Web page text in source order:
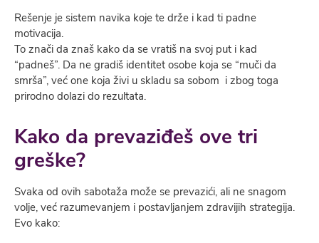
Rešenje je sistem navika koje te drže i kad ti padne
motivacija.
To znači da znaš kako da se vratiš na svoj put i kad
“padneš”. Da ne gradiš identitet osobe koja se “muči da
smrša”, već one koja živi u skladu sa sobom i zbog toga
prirodno dolazi do rezultata.
Kako da prevaziđeš ove tri
greške?
Svaka od ovih sabotaža može se prevazići, ali ne snagom
volje, već razumevanjem i postavljanjem zdravijih strategija.
Evo kako: